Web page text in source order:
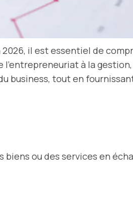
il est essentiel de
à la
business, tout en
ou des services en